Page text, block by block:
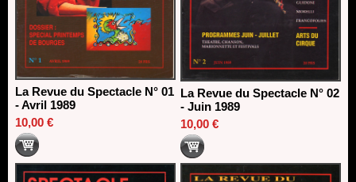
La Revue du Spectacle N° 01
- Avril 1989
10,00 €
La Revue du Spectacle N° 02
- Juin 1989
10,00 €